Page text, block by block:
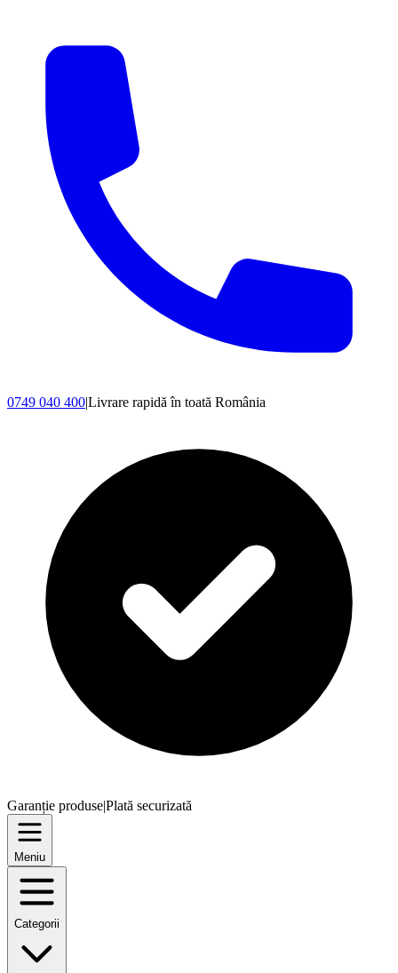
0749 040 400|Livrare rapidă în toată România
Garanție produse|Plată securizată
Meniu
Categorii